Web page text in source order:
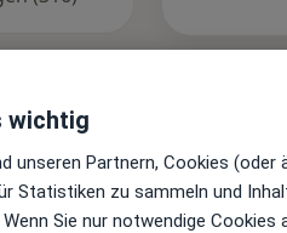
Top 5
Juni 2022
wichtig
unseren Partnern, Cookies (oder
Statistiken zu sammeln und
Sie nur notwendige Cookies